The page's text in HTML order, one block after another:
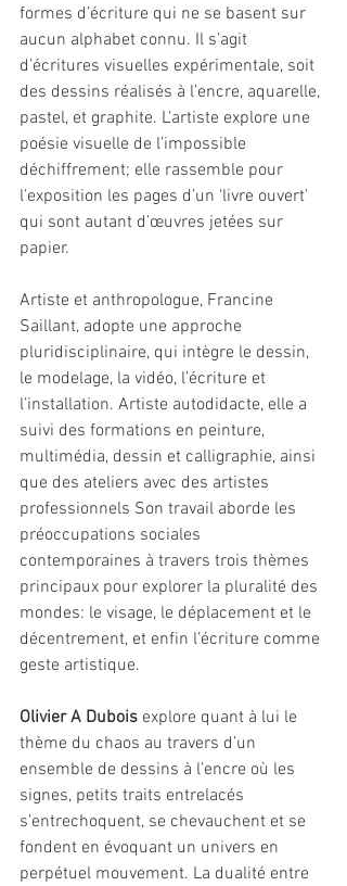
formes d’écriture qui ne se basent sur
aucun alphabet connu. Il s’agit
d’écritures visuelles expérimentale, soit
des dessins réalisés à l’encre, aquarelle,
pastel, et graphite. L’artiste explore une
poésie visuelle de l’impossible
déchiffrement; elle rassemble pour
l’exposition les pages d’un ‘livre ouvert’
qui sont autant d’œuvres jetées sur
papier.
Artiste et anthropologue, Francine
Saillant, adopte une approche
pluridisciplinaire, qui intègre le dessin,
le modelage, la vidéo, l’écriture et
l’installation. Artiste autodidacte, elle a
suivi des formations en peinture,
multimédia, dessin et calligraphie, ainsi
que des ateliers avec des artistes
professionnels Son travail aborde les
préoccupations sociales
contemporaines à travers trois thèmes
principaux pour explorer la pluralité des
mondes: le visage, le déplacement et le
décentrement, et enfin l’écriture comme
geste artistique.
Olivier A Dubois explore quant à lui le
thème du chaos au travers d’un
ensemble de dessins à l’encre où les
signes, petits traits entrelacés
s'entrechoquent, se chevauchent et se
fondent en évoquant un univers en
perpétuel mouvement. La dualité entre